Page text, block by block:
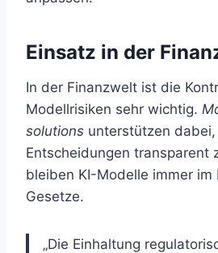
Einsatz in der
In der Finanzwelt ist die
Modellrisiken sehr wichtig.
solutions unterstützen
Entscheidungen transparent
bleiben KI-Modelle immer im
Gesetze.
„Die Einhaltung